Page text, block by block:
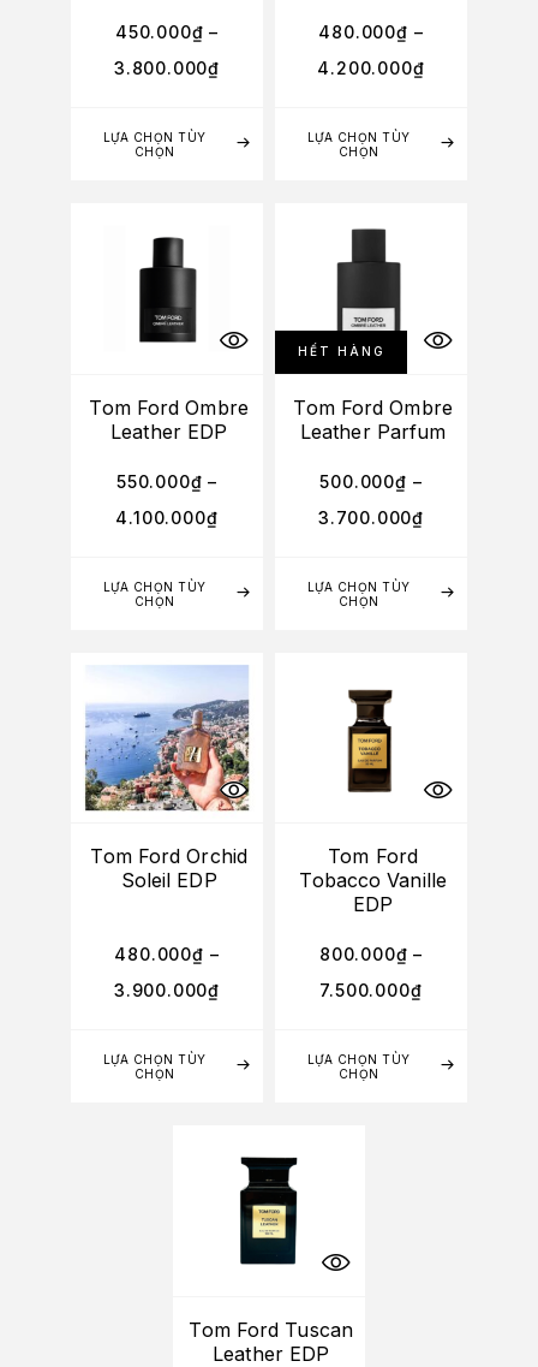
LỰA CHỌN TÙY
CHỌN
450.000₫ –
3.800.000₫
LỰA CHỌN TÙY
CHỌN
480.000₫ –
4.200.000₫
LỰA CHỌN TÙY
CHỌN
Tom Ford Ombre
Leather EDP
550.000₫ –
4.100.000₫
HẾT HÀNG
LỰA CHỌN TÙY
CHỌN
Tom Ford Ombre
Leather Parfum
500.000₫ –
3.700.000₫
LỰA CHỌN TÙY
CHỌN
Tom Ford Orchid
Soleil EDP
480.000₫ –
3.900.000₫
LỰA CHỌN TÙY
CHỌN
Tom Ford
Tobacco Vanille
EDP
800.000₫ –
7.500.000₫
Tom Ford Tuscan
Leather EDP